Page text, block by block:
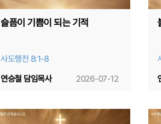
슬픔이 기쁨이 되는 기적
사도행전 8:1-8
2026-07-12
연승철 담임목사